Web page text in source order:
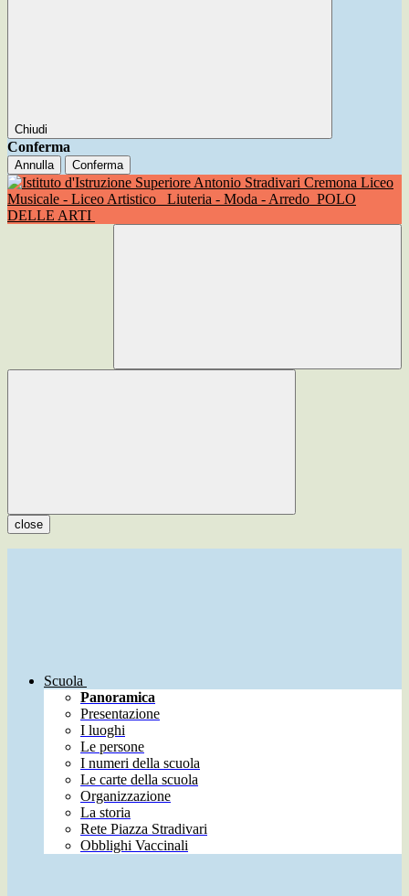
Chiudi
Conferma
Annulla Conferma
Liceo
Musicale - Liceo Artistico
Liuteria - Moda - Arredo POLO
DELLE ARTI
close
Scuola
Panoramica
Presentazione
I luoghi
Le persone
I numeri della scuola
Le carte della scuola
Organizzazione
La storia
Rete Piazza Stradivari
Obblighi Vaccinali